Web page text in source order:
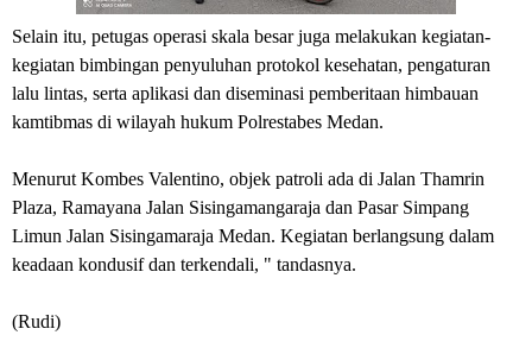
Selain itu, petugas operasi skala besar juga melakukan kegiatan-
kegiatan bimbingan penyuluhan protokol kesehatan, pengaturan
lalu lintas, serta aplikasi dan diseminasi pemberitaan himbauan
kamtibmas di wilayah hukum Polrestabes Medan.
Menurut Kombes Valentino, objek patroli ada di Jalan Thamrin
Plaza, Ramayana Jalan Sisingamangaraja dan Pasar Simpang
Limun Jalan Sisingamaraja Medan. Kegiatan berlangsung dalam
keadaan kondusif dan terkendali, " tandasnya.
(Rudi)